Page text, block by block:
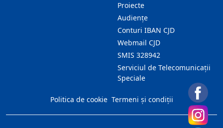
Proiecte
Audienţe
Conturi IBAN CJD
Webmail CJD
SMIS 328942
Serviciul de Telecomunicații
Speciale
Politica de cookie Termeni și condiții